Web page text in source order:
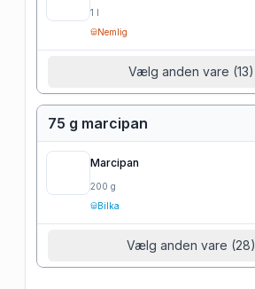
1 l
Nemlig
Vælg anden vare (13)
75 g marcipan
Marcipan
200 g
Bilka
Vælg anden vare (28)